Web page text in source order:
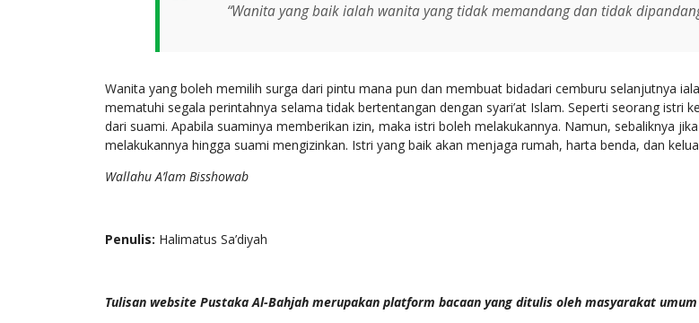
“Wanita yang baik ialah wanita yang tidak memandang dan tidak
Wanita yang boleh memilih surga dari pintu mana pun dan membuat bidadari cemburu selanjutnya
mematuhi segala perintahnya selama tidak bertentangan dengan syari’at Islam. Seperti seorang istri
dari suami. Apabila suaminya memberikan izin, maka istri boleh melakukannya. Namun, sebaliknya
melakukannya hingga suami mengizinkan. Istri yang baik akan menjaga rumah, harta benda, dan
Wallahu A’lam Bisshowab
Penulis: Halimatus Sa’diyah
Tulisan website Pustaka Al-Bahjah merupakan platform bacaan yang ditulis oleh masyarakat